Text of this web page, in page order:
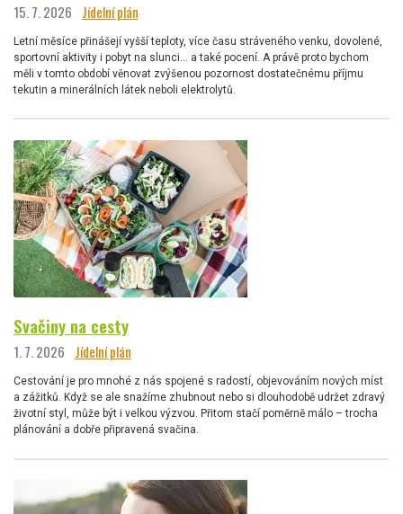
15. 7. 2026 Jídelní plán
Letní měsíce přinášejí vyšší teploty, více času stráveného venku, dovolené,
sportovní aktivity i pobyt na slunci… a také pocení. A právě proto bychom
měli v tomto období věnovat zvýšenou pozornost dostatečnému příjmu
tekutin a minerálních látek neboli elektrolytů.
Svačiny na cesty
1. 7. 2026 Jídelní plán
Cestování je pro mnohé z nás spojené s radostí, objevováním nových míst
a zážitků. Když se ale snažíme zhubnout nebo si dlouhodobě udržet zdravý
životní styl, může být i velkou výzvou. Přitom stačí poměrně málo – trocha
plánování a dobře připravená svačina.